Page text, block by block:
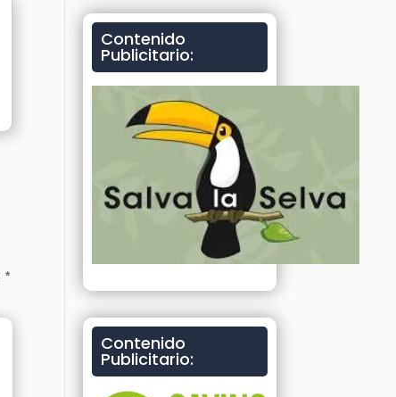
*
Contenido
Publicitario:
Contenido
Publicitario: